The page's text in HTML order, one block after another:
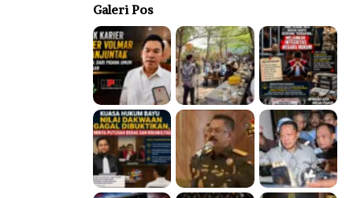
Galeri Pos